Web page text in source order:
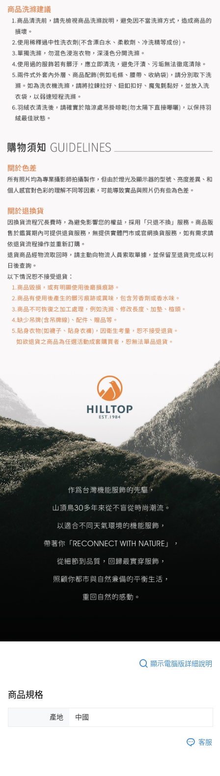
顯示電腦版詳細說明
商品規格
產地 中國
客服